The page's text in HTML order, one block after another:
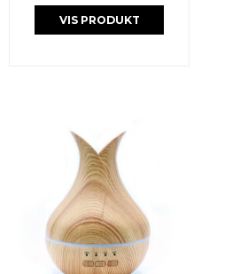
VIS PRODUKT